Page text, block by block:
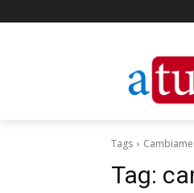
Tags
Tag: